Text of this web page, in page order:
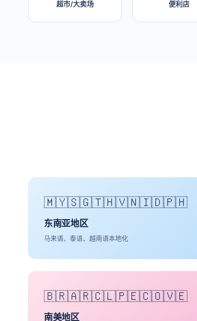
超市/大卖场 便利店
🇲🇾🇸🇬🇹🇭🇻🇳🇮🇩🇵🇭
东南亚地区
马来语、泰语、越南语本地化
🇧🇷🇦🇷🇨🇱🇵🇪🇨🇴🇻🇪
南美地区